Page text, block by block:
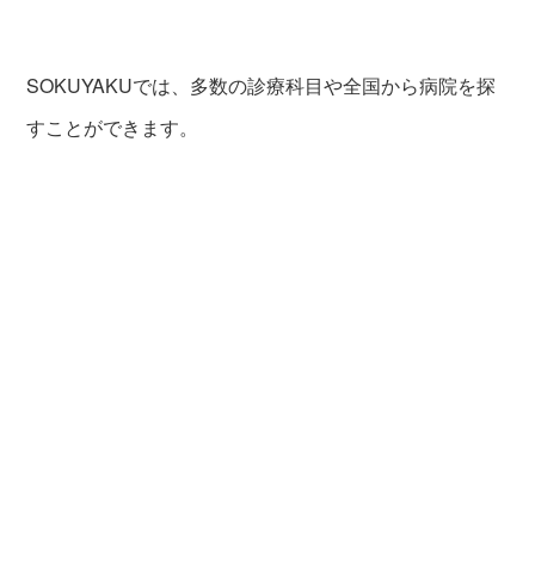
SOKUYAKUでは、多数の診療科目や全国から病院を探
すことができます。